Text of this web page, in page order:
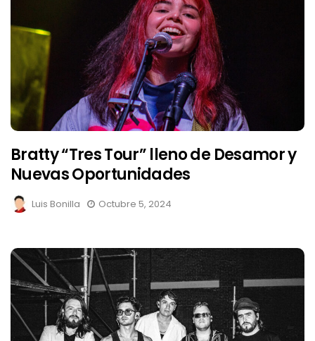
Bratty “Tres Tour” lleno de Desamor y
Nuevas Oportunidades
Luis Bonilla Octubre 5, 2024